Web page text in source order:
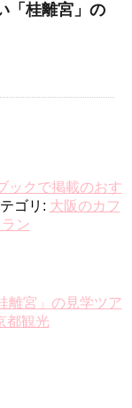
「桂離宮」の
ックで掲載のおす
ゴリ: 大阪のカフ
ン
離宮」の見学ツア
都観光